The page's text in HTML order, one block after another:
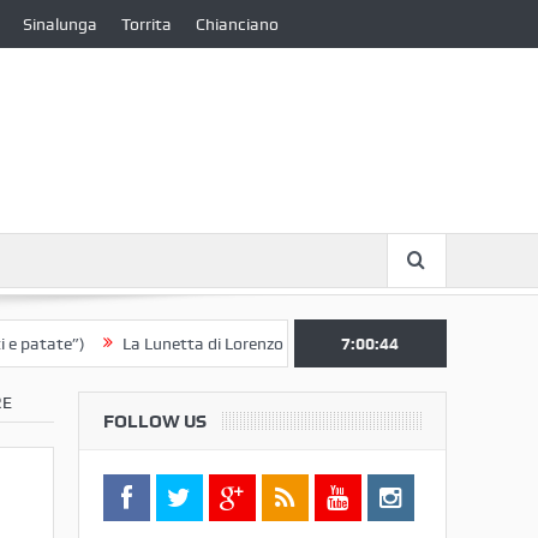
Sinalunga Torrita Chianciano
La Lunetta di Lorenzo Berrettini lascia il Convento di S. Chiara
7:00:44
FOLLOW US